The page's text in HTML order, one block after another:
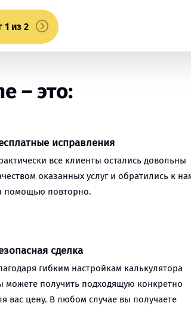
1 из 2
– это:
исправления
все клиенты остались довольны
оказанных услуг и обратились к
помощью повторно.
сделка
гибким настройкам калькулятора
можете получить подходящую конкретно
вас цену. В любом случае вы получаете